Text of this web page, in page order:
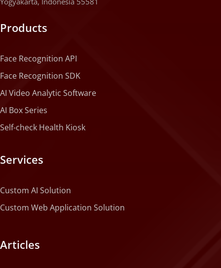
Products
Face Recognition API
Face Recognition SDK
AI Video Analytic Software
AI Box Series
Self-check Health Kiosk
Services
Custom AI Solution
Custom Web Application Solution
Articles